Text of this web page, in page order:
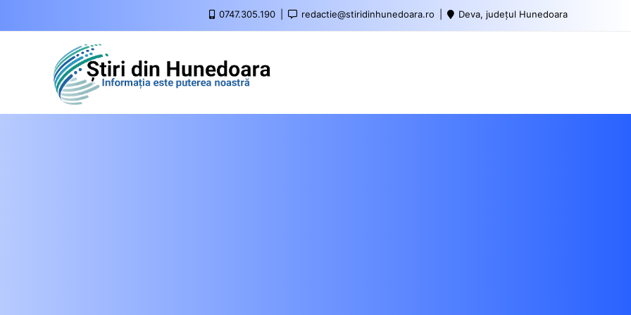
0747.305.190 redactie@stiridinhunedoara.ro Deva, județul Hunedoara